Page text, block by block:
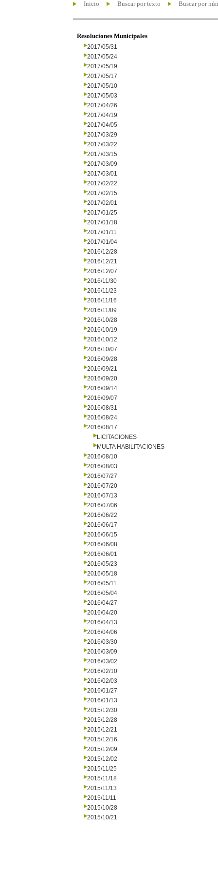
Inicio Buscar por texto Buscar por
Resoluciones Municipales
2017/05/31
2017/05/24
2017/05/19
2017/05/17
2017/05/10
2017/05/03
2017/04/26
2017/04/19
2017/04/05
2017/03/29
2017/03/22
2017/03/15
2017/03/09
2017/03/01
2017/02/22
2017/02/15
2017/02/01
2017/01/25
2017/01/18
2017/01/11
2017/01/04
2016/12/28
2016/12/21
2016/12/07
2016/11/30
2016/11/23
2016/11/16
2016/11/09
2016/10/28
2016/10/19
2016/10/12
2016/10/07
2016/09/28
2016/09/21
2016/09/20
2016/09/14
2016/09/07
2016/08/31
2016/08/24
2016/08/17
LICITACIONES
MULTA HABILITACIONES
2016/08/10
2016/08/03
2016/07/27
2016/07/20
2016/07/13
2016/07/06
2016/06/22
2016/06/17
2016/06/15
2016/06/08
2016/06/01
2016/05/23
2016/05/18
2016/05/11
2016/05/04
2016/04/27
2016/04/20
2016/04/13
2016/04/06
2016/03/30
2016/03/09
2016/03/02
2016/02/10
2016/02/03
2016/01/27
2016/01/13
2015/12/30
2015/12/28
2015/12/21
2015/12/16
2015/12/09
2015/12/02
2015/11/25
2015/11/18
2015/11/13
2015/11/11
2015/10/28
2015/10/21